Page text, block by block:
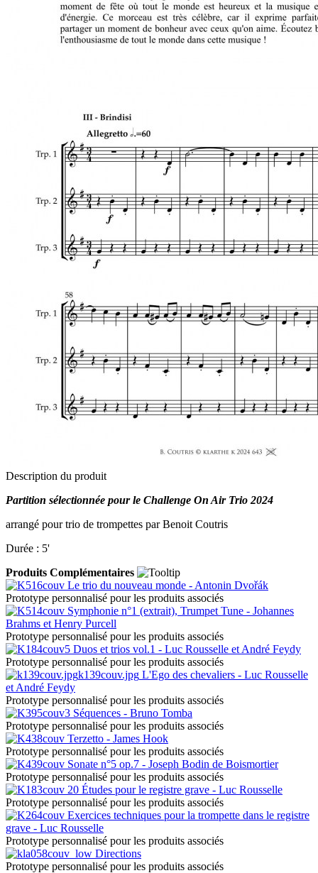
Description du produit
Partition sélectionnée pour le Challenge On Air Trio 2024
arrangé pour trio de trompettes par Benoit Coutris
Durée : 5'
Produits Complémentaires
Le trio du nouveau monde - Antonin Dvořák
Prototype personnalisé pour les produits associés
Symphonie n°1 (extrait), Trumpet Tune - Johannes
Brahms et Henry Purcell
Prototype personnalisé pour les produits associés
Duos et trios vol.1 - Luc Rousselle et André Feydy
Prototype personnalisé pour les produits associés
k139couv.jpg L'Ego des chevaliers - Luc Rousselle
et André Feydy
Prototype personnalisé pour les produits associés
Séquences - Bruno Tomba
Prototype personnalisé pour les produits associés
Terzetto - James Hook
Prototype personnalisé pour les produits associés
Sonate n°5 op.7 - Joseph Bodin de Boismortier
Prototype personnalisé pour les produits associés
20 Études pour le registre grave - Luc Rousselle
Prototype personnalisé pour les produits associés
Exercices techniques pour la trompette dans le registre
grave - Luc Rousselle
Prototype personnalisé pour les produits associés
Directions
Prototype personnalisé pour les produits associés